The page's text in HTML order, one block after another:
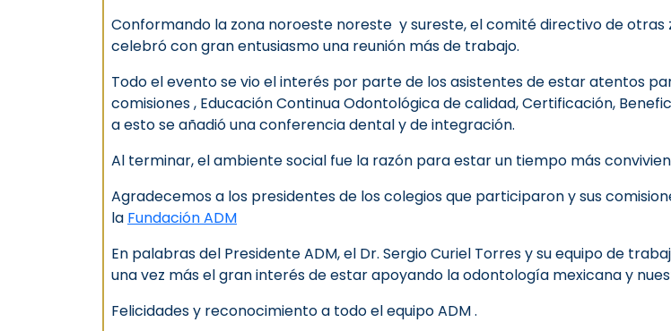
Conformando la zona noroeste noreste y sureste, el comité directivo de
celebró con gran entusiasmo una reunión más de trabajo.
Todo el evento se vio el interés por parte de los asistentes de estar atentos
comisiones , Educación Continua Odontológica de calidad, Certificación,
a esto se añadió una conferencia dental y de integración.
Al terminar, el ambiente social fue la razón para estar un tiempo más
Agradecemos a los presidentes de los colegios que participaron y sus
la Fundación ADM
En palabras del Presidente ADM, el Dr. Sergio Curiel Torres y su equipo de
una vez más el gran interés de estar apoyando la odontología mexicana y
Felicidades y reconocimiento a todo el equipo ADM .